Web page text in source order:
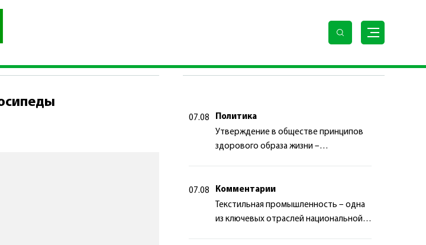
07.08
Политика
Утверждение в обществе принципов
здорового образа жизни –
07.08
Комментарии
Текстильная промышленность – одна
из ключевых отраслей национальной